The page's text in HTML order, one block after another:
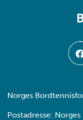
Norges
Postadresse: